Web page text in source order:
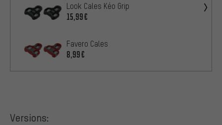
Look Cales Kéo Grip
15,99€
Favero Cales
8,99€
Versions: